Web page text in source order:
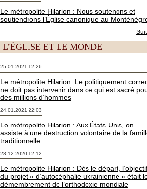
Le métropolite Hilarion : Nous soutenons et
soutiendrons l’Église canonique au
L’ÉGLISE ET LE MONDE
25.01.2021 12:26
Le métropolite Hilarion: Le politiquement
ne doit pas intervenir dans ce qui est sacré
des millions d’hommes
24.01.2021 22:03
Le métropolite Hilarion : Aux États-Unis, on
assiste à une destruction volontaire de la
traditionnelle
28.12.2020 12:12
Le métropolite Hilarion : Dès le départ, l’objectif
du projet « d’autocéphalie ukrainienne » était
démembrement de l’orthodoxie mondiale